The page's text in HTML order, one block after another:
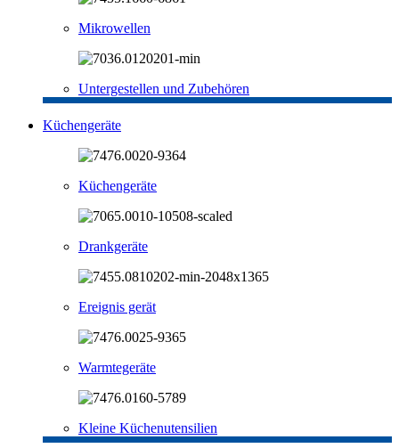
Mikrowellen
Untergestellen und Zubehören
Küchengeräte
Küchengeräte
Drankgeräte
Ereignis gerät
Warmtegeräte
Kleine Küchenutensilien